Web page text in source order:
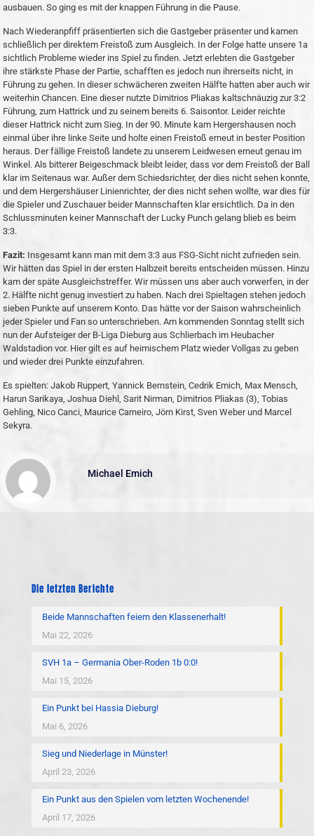
ausbauen. So ging es mit der knappen Führung in die Pause.
Nach Wiederanpfiff präsentierten sich die Gastgeber präsenter und kamen
schließlich per direktem Freistoß zum Ausgleich. In der Folge hatte unsere 1a
sichtlich Probleme wieder ins Spiel zu finden. Jetzt erlebten die Gastgeber
ihre stärkste Phase der Partie, schafften es jedoch nun ihrerseits nicht, in
Führung zu gehen. In dieser schwächeren zweiten Hälfte hatten aber auch wir
weiterhin Chancen. Eine dieser nutzte Dimitrios Pliakas kaltschnäuzig zur 3:2
Führung, zum Hattrick und zu seinem bereits 6. Saisontor. Leider reichte
dieser Hattrick nicht zum Sieg. In der 90. Minute kam Hergershausen noch
einmal über ihre linke Seite und holte einen Freistoß erneut in bester Position
heraus. Der fällige Freistoß landete zu unserem Leidwesen erneut genau im
Winkel. Als bitterer Beigeschmack bleibt leider, dass vor dem Freistoß der Ball
klar im Seitenaus war. Außer dem Schiedsrichter, der dies nicht sehen konnte,
und dem Hergershäuser Linienrichter, der dies nicht sehen wollte, war dies für
die Spieler und Zuschauer beider Mannschaften klar ersichtlich. Da in den
Schlussminuten keiner Mannschaft der Lucky Punch gelang blieb es beim
3:3.
Fazit: Insgesamt kann man mit dem 3:3 aus FSG-Sicht nicht zufrieden sein.
Wir hätten das Spiel in der ersten Halbzeit bereits entscheiden müssen. Hinzu
kam der späte Ausgleichstreffer. Wir müssen uns aber auch vorwerfen, in der
2. Hälfte nicht genug investiert zu haben. Nach drei Spieltagen stehen jedoch
sieben Punkte auf unserem Konto. Das hätte vor der Saison wahrscheinlich
jeder Spieler und Fan so unterschrieben. Am kommenden Sonntag stellt sich
nun der Aufsteiger der B-Liga Dieburg aus Schlierbach im Heubacher
Waldstadion vor. Hier gilt es auf heimischem Platz wieder Vollgas zu geben
und wieder drei Punkte einzufahren.
Es spielten: Jakob Ruppert, Yannick Bernstein, Cedrik Emich, Max Mensch,
Harun Sarikaya, Joshua Diehl, Sarit Nirman, Dimitrios Pliakas (3), Tobias
Gehling, Nico Canci, Maurice Carneiro, Jörn Kirst, Sven Weber und Marcel
Sekyra.
Michael Emich
Die letzten Berichte
Beide Mannschaften feiern den Klassenerhalt!
Mai 22, 2026
SVH 1a – Germania Ober-Roden 1b 0:0!
Mai 15, 2026
Ein Punkt bei Hassia Dieburg!
Mai 6, 2026
Sieg und Niederlage in Münster!
April 23, 2026
Ein Punkt aus den Spielen vom letzten Wochenende!
April 17, 2026